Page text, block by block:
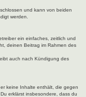
und kann von beiden
werden.
ein einfaches, zeitlich und
deinen Beitrag im Rahmen des
auch nach Kündigung des
keine Inhalte enthält, die gegen
erklärst insbesondere, dass du